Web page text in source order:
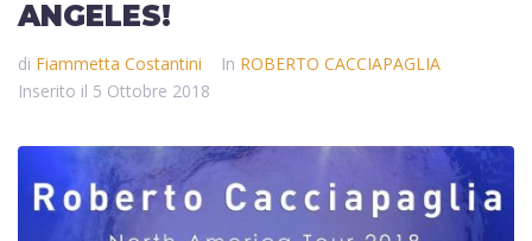
ANGELES!
di Fiammetta Costantini In ROBERTO CACCIAPAGLIA
Inserito il 5 Ottobre 2018